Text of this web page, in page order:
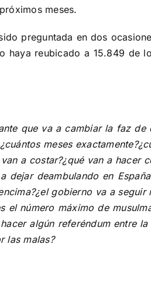
meses.
preguntada en dos
reubicado a 15.849 de
que va a cambiar la faz
meses
a costar?¿qué van a
deambulando en
?¿el gobierno va a seguir
número máximo de
algún referéndum entre
las malas?